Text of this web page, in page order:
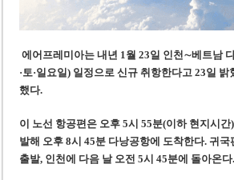
에어프레미아는 내년 1월 23일 인천∼베트남
·토·일요일) 일정으로 신규 취항한다고 23일
했다.
이 노선 항공편은 오후 5시 55분(이하 현지시
발해 오후 8시 45분 다낭공항에 도착한다. 귀국
출발, 인천에 다음 날 오전 5시 45분에 돌아온다.